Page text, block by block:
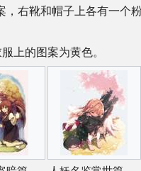
，右靴和帽子上各有一个
上的图案为黄色。